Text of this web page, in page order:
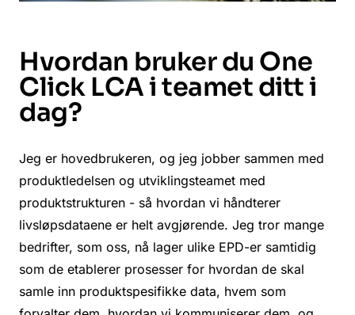
Hvordan bruker du One
Click LCA i teamet ditt i
dag?
Jeg er hovedbrukeren, og jeg jobber sammen med
produktledelsen og utviklingsteamet med
produktstrukturen - så hvordan vi håndterer
livsløpsdataene er helt avgjørende. Jeg tror mange
bedrifter, som oss, nå lager ulike EPD-er samtidig
som de etablerer prosesser for hvordan de skal
samle inn produktspesifikke data, hvem som